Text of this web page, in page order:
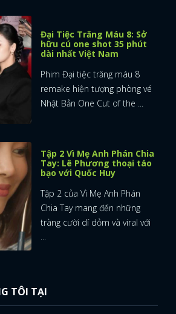
Đại Tiệc Trăng Máu 8: Sở
hữu cú one shot 35 phút
dài nhất Việt Nam
Phim Đại tiệc trăng máu 8
remake hiện tượng phòng vé
Nhật Bản One Cut of the ...
Tập 2 Vì Mẹ Anh Phán Chia
Tay: Lê Phương thoại táo
bạo với Quốc Huy
Tập 2 của Vì Mẹ Anh Phán
Chia Tay mang đến những
tràng cười dí dỏm và viral với
...
TÔI TẠI